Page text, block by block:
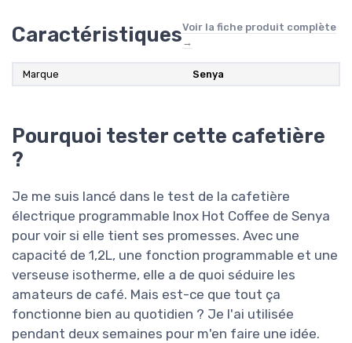
CaractéristiquesVoir la fiche produit complète
→
Marque ‎Senya
Pourquoi tester cette cafetière
?
Je me suis lancé dans le test de la cafetière
électrique programmable Inox Hot Coffee de Senya
pour voir si elle tient ses promesses. Avec une
capacité de 1,2L, une fonction programmable et une
verseuse isotherme, elle a de quoi séduire les
amateurs de café. Mais est-ce que tout ça
fonctionne bien au quotidien ? Je l'ai utilisée
pendant deux semaines pour m'en faire une idée.